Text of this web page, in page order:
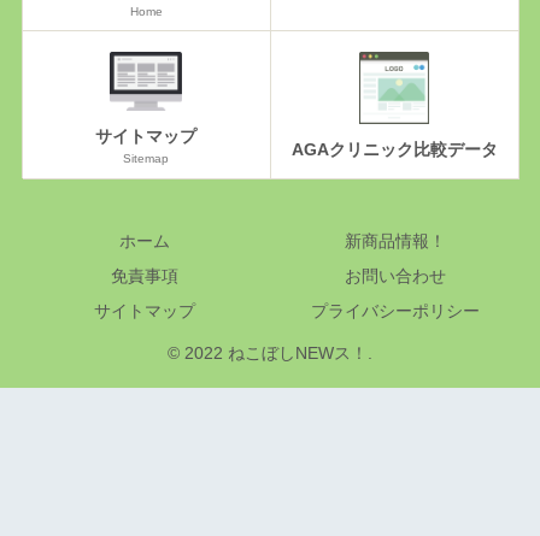
Home
サイトマップ
Sitemap AGAクリニック比較データ
ホーム
新商品情報！
免責事項
お問い合わせ
サイトマップ
プライバシーポリシー
© 2022 ねこぼしNEWス！.